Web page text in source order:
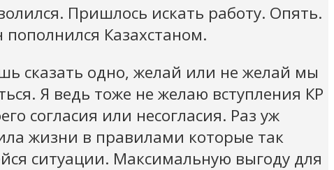
Пришлось искать работу. Опять.
Казахстаном.
сказать одно, желай или не желай мы
Я ведь тоже не желаю вступления КР
согласия или несогласия. Раз уж
жизни в правилами которые так
ситуации. Максимальную выгоду для